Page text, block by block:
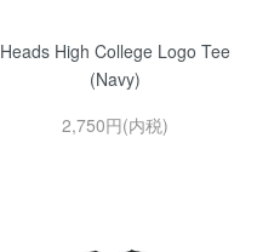
Heads High College Logo Tee
(Navy)
2,750円(内税)